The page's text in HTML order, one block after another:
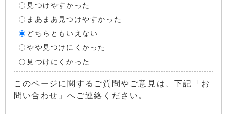
見つけやすかった
まあまあ見つけやすかった
どちらともいえない
やや見つけにくかった
見つけにくかった
このページに関するご質問やご意見は、下記「お
問い合わせ」へご連絡ください。